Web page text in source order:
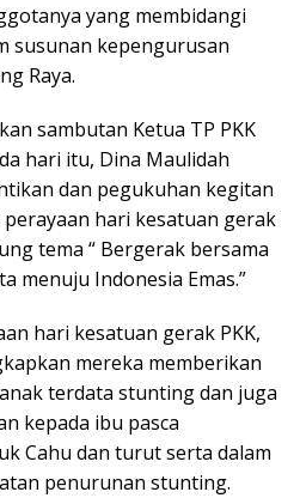
yang membidangi
susunan kepengurusan
Raya.
sambutan Ketua TP PKK
hari itu, Dina Maulidah
dan pegukuhan kegitan
hari kesatuan gerak
tema “ Bergerak bersama
menuju Indonesia Emas.”
hari kesatuan gerak PKK,
mereka memberikan
terdata stunting dan juga
kepada ibu pasca
Cahu dan turut serta dalam
penurunan stunting.